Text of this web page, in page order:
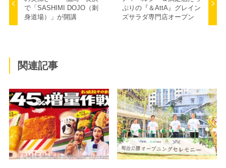
で「SASHIMI DOJO（刺
身道場）」が開講
ぷりの『＆AttA』グレイン
ズサラダ専門店オープン
関連記事